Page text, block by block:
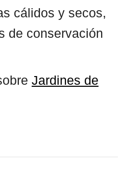
cálidos y secos,
de conservación
Jardines de